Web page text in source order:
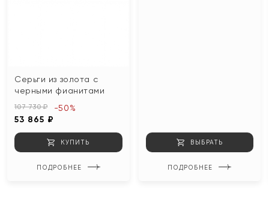
Серьги из золота с
черными фианитами
107 730 ₽
53 865 ₽
-50%
КУПИТЬ
ПОДРОБНЕЕ
ВЫБРАТЬ
ПОДРОБНЕЕ